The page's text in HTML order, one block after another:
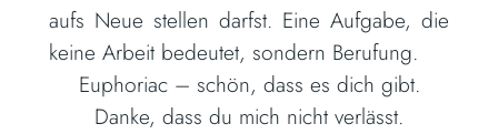
aufs Neue stellen darfst. Eine Aufgabe, die
keine Arbeit bedeutet, sondern Berufung.
Euphoriac – schön, dass es dich gibt.
Danke, dass du mich nicht verlässt.